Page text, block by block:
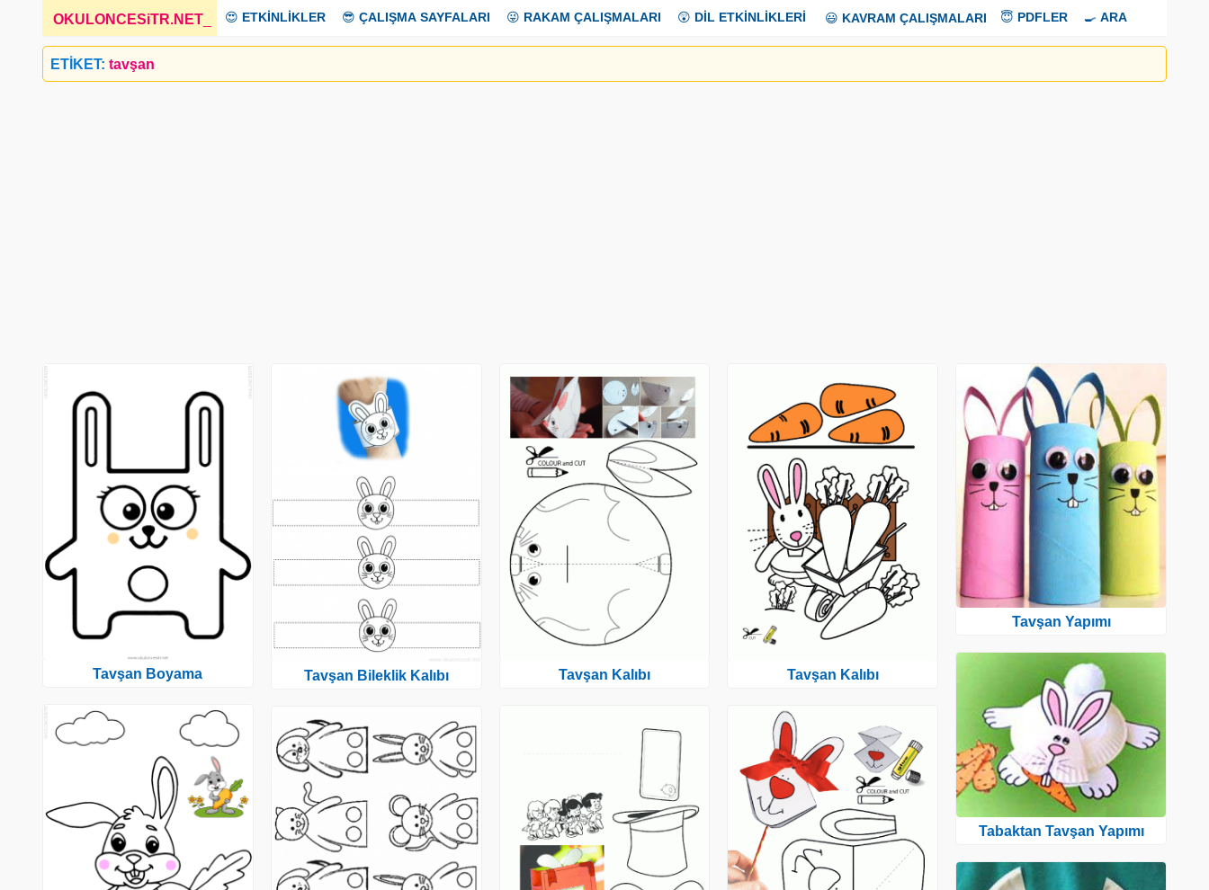
OKULONCESiTR.NET 😍 ETKİNLİKLER 😎 ÇALIŞMA SAYFALARI 😜 RAKAM ÇALIŞMALARI 😲 DİL ETKİNLİKLERİ 😃 KAVRAM ÇALIŞMALARI 😇 PDFLER 🍳 ARA
ETİKET: tavşan
Tavşan Boyama Tavşan Bileklik Kalıbı Tavşan Kalıbı Tavşan Kalıbı
Tavşan Yapımı
Tabaktan Tavşan Yapımı